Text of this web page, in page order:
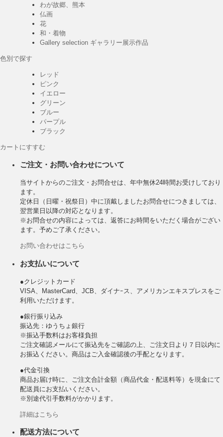
わが故郷、熊本
仏画
花
和・着物
Gallery selection ギャラリー展示作品
色別で探す
レッド
ピンク
イエロー
グリーン
ブルー
パープル
ブラック
カートにすすむ
ご注文・お問い合わせについて
当サイトからのご注文・お問合せは、年中無休24時間お受けしており
ます。
定休日（日曜・祝祭日）中に頂戴しましたお問合せにつきましては、
翌営業日以降の対応となります。
※お問合せの内容によっては、返答にお時間をいただく場合がござい
ます。予めご了承ください。
お問い合わせはこちら
お支払いについて
●クレジットカード
VISA、MasterCard、JCB、ダイナｰス、アメリカンエキスプレスをご
利用いただけます。
●銀行振り込み
振込先：ゆうちょ銀行
※振込手数料はお客様負担
ご注文確認メールにて振込先をご確認の上、ご注文日より７日以内に
お振込ください。商品はご入金確認後の手配となります。
●代金引換
商品お届け時に、ご注文合計金額（商品代金・配送料等）を現金にて
配送員にお支払いください。
※別途代引手数料がかかります。
詳細はこちら
配送方法について